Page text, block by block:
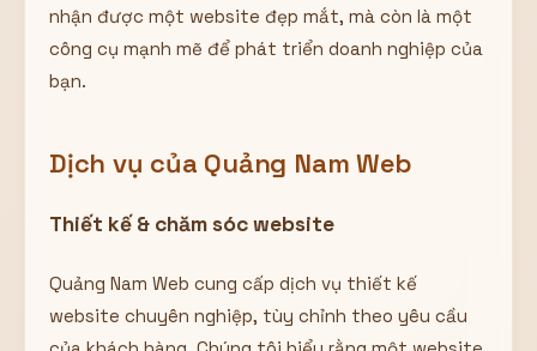
nhận được một website đẹp mắt, mà còn là một
công cụ mạnh mẽ để phát triển doanh nghiệp của
bạn.
Dịch vụ của Quảng Nam Web
Thiết kế & chăm sóc website
Quảng Nam Web cung cấp dịch vụ thiết kế
website chuyên nghiệp, tùy chỉnh theo yêu cầu